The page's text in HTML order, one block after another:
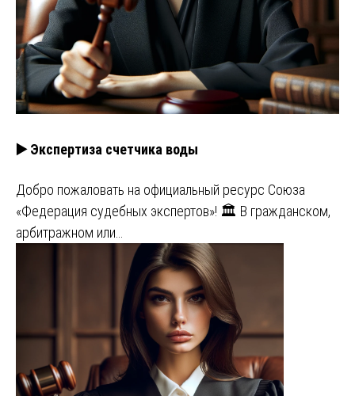
▶️ Экспертиза счетчика воды
Добро пожаловать на официальный ресурс Союза
«Федерация судебных экспертов»! 🏛️ В гражданском,
арбитражном или…